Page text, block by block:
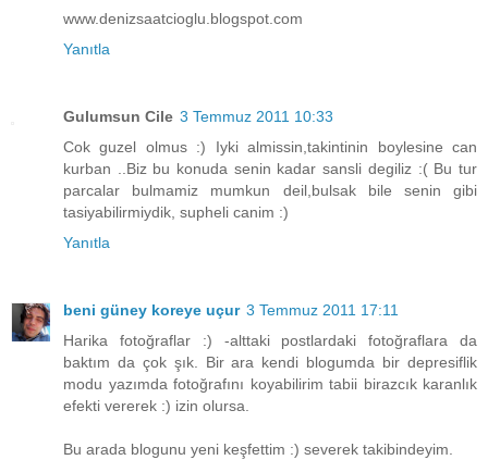
www.denizsaatcioglu.blogspot.com
Yanıtla
Gulumsun Cile 3 Temmuz 2011 10:33
Cok guzel olmus :) Iyki almissin,takintinin boylesine can
kurban ..Biz bu konuda senin kadar sansli degiliz :( Bu tur
parcalar bulmamiz mumkun deil,bulsak bile senin gibi
tasiyabilirmiydik, supheli canim :)
Yanıtla
beni güney koreye uçur 3 Temmuz 2011 17:11
Harika fotoğraflar :) -alttaki postlardaki fotoğraflara da
baktım da çok şık. Bir ara kendi blogumda bir depresiflik
modu yazımda fotoğrafını koyabilirim tabii birazcık karanlık
efekti vererek :) izin olursa.
Bu arada blogunu yeni keşfettim :) severek takibindeyim.